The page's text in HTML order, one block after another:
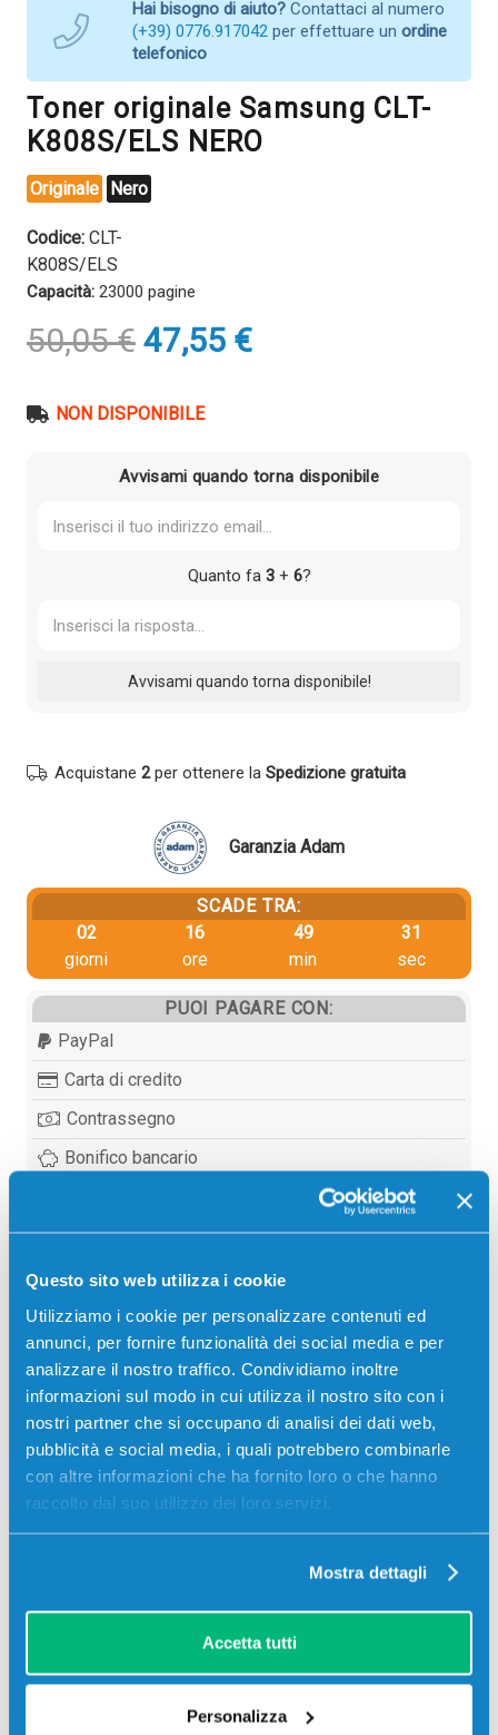
Questo sito web utilizza i cookie
Utilizziamo i cookie per personalizzare contenuti ed
annunci, per fornire funzionalità dei social media e per
analizzare il nostro traffico. Condividiamo inoltre
informazioni sul modo in cui utilizza il nostro sito con i
nostri partner che si occupano di analisi dei dati web,
pubblicità e social media, i quali potrebbero combinarle
con altre informazioni che ha fornito loro o che hanno
raccolto dal suo utilizzo dei loro servizi.
Mostra dettagli
Accetta tutti
Personalizza
Hai bisogno di aiuto? Contattaci al numero
(+39) 0776.917042 per effettuare un ordine
telefonico
Toner originale Samsung CLT-
K808S/ELS NERO
Originale Nero
Codice: CLT-
K808S/ELS
Capacità: 23000 pagine
50,05€ Il
prezzo
era:
47,55 €Il
prezzo
NON DISPONIBILE
Avvisami quando torna disponibile
Quanto fa 3+ 6?
Acquistane 2per ottenere la Spedizione gratuita
Garanzia Adam
SCADE TRA:
02
giorni
16
ore
49
min
31
sec
PUOI PAGARE CON:
PayPal
Carta di credito
Contrassegno
Bonifico bancario
Toner originale Samsung CLT-K808S/ELS NERO
23000 pagine per Stampanti: Samsung
X4250LX, Samsung MULTIXPRESS X4300LX
Recensioni